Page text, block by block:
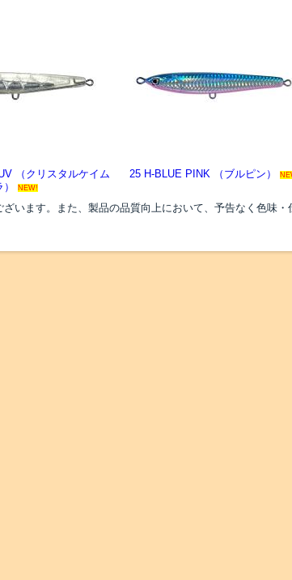
（クリスタルケイム
NEW!
25 H-BLUE PINK （ブルピン）
います。また、製品の品質向上において、予告なく色味・